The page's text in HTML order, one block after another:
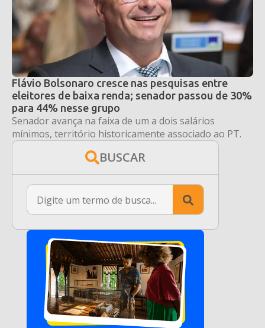
Flávio Bolsonaro cresce nas pesquisas entre
eleitores de baixa renda; senador passou de 30%
para 44% nesse grupo
Senador avança na faixa de um a dois salários
mínimos, território historicamente associado ao PT.
BUSCAR
Search
for: